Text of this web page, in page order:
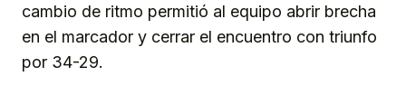
cambio de ritmo permitió al equipo abrir brecha
en el marcador y cerrar el encuentro con triunfo
por 34-29.